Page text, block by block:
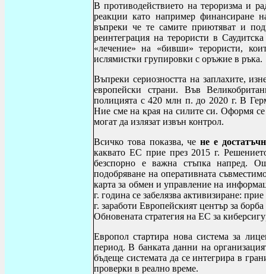
В противодействието на тероризма и
реакции като например финансиране
въпреки че те самите приютяват и
реинтеграция на терористи в
«лечение» на «бивши» терористи,
ислямистки групировки с оръжие в ръка.
Въпреки сериозността на заплахите,
европейски страни. Във
полицията с 420 млн п. до 2020 г. В
Ние сме на края на силите си. Оформя се
могат да излязат извън контрол.
Всичко това показва, чене е
каквато ЕС прие през 2015 г.
безспорно е важна стъпка напред.
подобряване на оперативната
карта за обмен и управление на
г. година се забелязва активизиране:
г. заработи Европейският център за
Обновената стратегия на ЕС за
Европол стартира нова система за
период. В банката данни на
бъдеще системата да се интегрира в
проверки в реално време.